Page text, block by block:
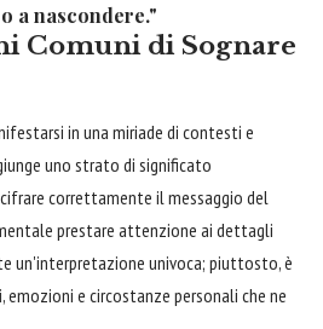
a nascondere."
Comuni di Sognare
in una miriade di contesti e
uno strato di significato
correttamente il messaggio del
prestare attenzione ai dettagli
un'interpretazione univoca; piuttosto, è
emozioni e circostanze personali che ne